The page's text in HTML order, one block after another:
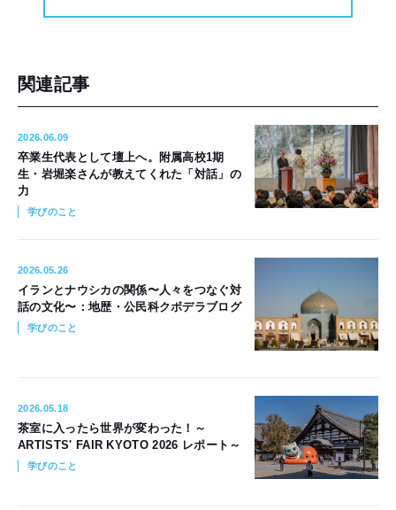
関連記事
2026.06.09
卒業生代表として壇上へ。附属高校1期
生・岩堀楽さんが教えてくれた「対話」の
力
学びのこと
2026.05.26
イランとナウシカの関係〜人々をつなぐ対
話の文化〜：地歴・公民科クボデラブログ
学びのこと
2026.05.18
茶室に入ったら世界が変わった！～
ARTISTS' FAIR KYOTO 2026 レポート～
学びのこと